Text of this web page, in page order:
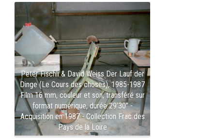
Peter Fischli & David Weiss Der Lauf der
Dinge (Le Cours des choses), 1985-1987
Film 16 mm, couleur et son, transféré sur
format numérique, durée 29’30’’ -
Acquisition en 1987 - Collection Frac des
Pays de la Loire